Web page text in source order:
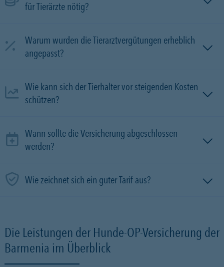
für Tierärzte nötig?
Warum wurden die Tierarztvergütungen erheblich
angepasst?
Wie kann sich der Tierhalter vor steigenden Kosten
schützen?
Wann sollte die Versicherung abgeschlossen
werden?
Wie zeichnet sich ein guter Tarif aus?
Die Leistungen der Hunde-OP-Versicherung der
Barmenia im Überblick